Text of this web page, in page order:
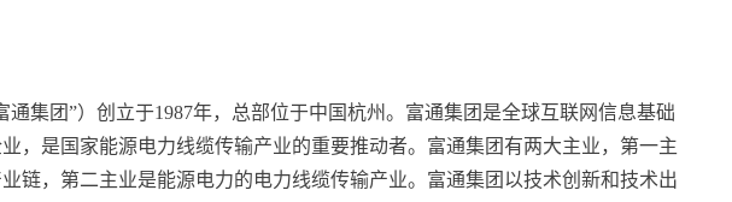
通集团”）创立于1987年，总部位于中国杭州。富通集团是全球互联网信息基础
，是国家能源电力线缆传输产业的重要推动者。富通集团有两大主业，第一主
链，第二主业是能源电力的电力线缆传输产业。富通集团以技术创新和技术出